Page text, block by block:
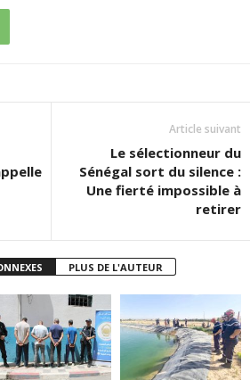
Article suivant
Le sélectionneur du
Sénégal sort du silence :
Une fierté impossible à
retirer
PLUS DE L'AUTEUR